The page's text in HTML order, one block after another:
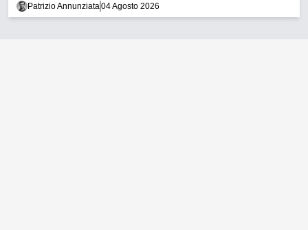
Patrizio Annunziata 04 Agosto 2026